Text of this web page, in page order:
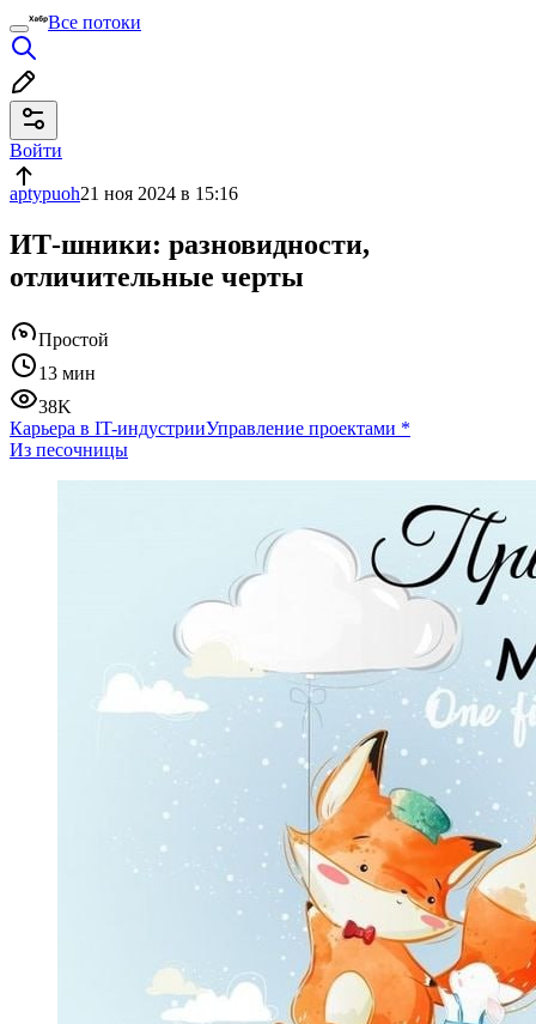
Все потоки
Войти
aptypuoh21 ноя 2024 в 15:16
ИТ-шники: разновидности,
отличительные черты
Простой
13 мин
38K
Карьера в IT-индустрииУправление проектами *
Из песочницы